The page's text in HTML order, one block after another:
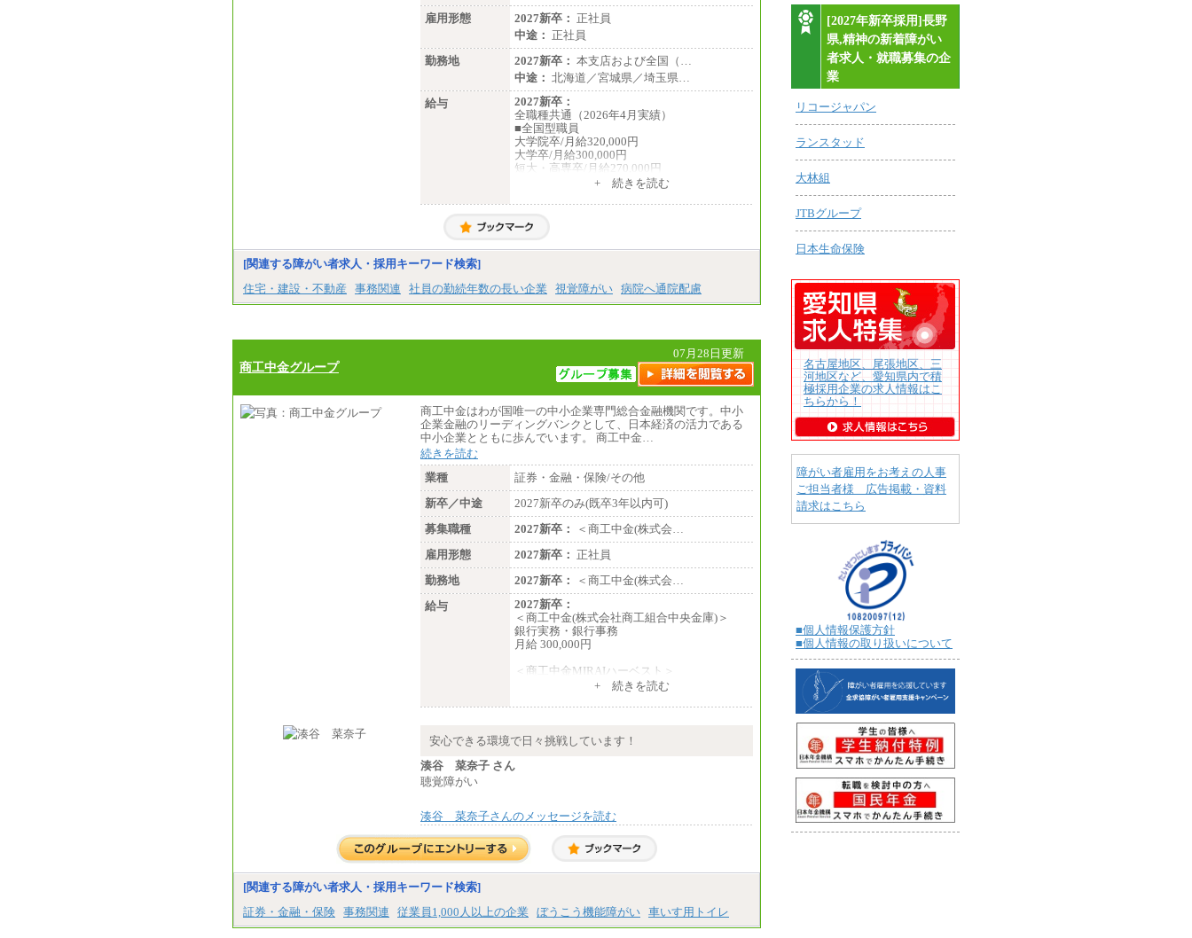
雇用形態
2027新卒： 正社員
中途： 正社員
勤務地
2027新卒： 本支店および全国（…
中途： 北海道／宮城県／埼玉県…
給与
2027新卒：
全職種共通（2026年4月実績）
■全国型職員
大学院卒/月給320,000円
大学卒/月給300,000円
短大・高専卒/月給270,000円
大学院卒/月給256,000円～288,000円
大学卒/月給240,000円～270,000円
短大・高専卒/月給216,000円～243,000円
大学卒/月給219,000円～246,000円
短大・高専卒/月給197,000円～222,000円
点が定まることによるメリットおよび地域ご
との生計費などの地域差指数を勘案して拠点
ごとに定めています。
全職種共通
月給制
226,600円～390,100円（勤務地域等により異
なります）
・ご経験やスキルを考慮し、選考の中で決定
・試用期間中も同額支給します。
+ 続きを読む
[関連する障がい者求人・採用キーワード検索]
住宅・建設・不動産
事務関連 社員の勤続年数の長い企業 視覚障がい 病院へ通院配慮
商工中金グループ
07月28日更新
商工中金はわが国唯一の中小企業専門総合金融機関です。中小
企業金融のリーディングバンクとして、日本経済の活力である
中小企業とともに歩んでいます。 商工中金…
続きを読む
業種
証券・金融・保険/その他
新卒／中途
2027新卒のみ(既卒3年以内可)
募集職種
2027新卒：
＜商工中金(株式会…
雇用形態
2027新卒： 正社員
勤務地
2027新卒：
＜商工中金(株式会…
給与
2027新卒：
＜商工中金(株式会社商工組合中央金庫)＞
銀行実務・銀行事務
月給 300,000円
＜商工中金MIRAIハーベスト＞
※試用期間中も給与に変更はございません
+ 続きを読む
安心できる環境で日々挑戦しています！
湊谷 菜奈子 さん
聴覚障がい
湊谷 菜奈子さんのメッセージを読む
[関連する障がい者求人・採用キーワード検索]
証券・金融・保険 事務関連 従業員1,000人以上の企業 ぼうこう機能障がい 車いす用トイレ
[2027年新卒採用]長野
県,精神の新着障がい
者求人・就職募集の企
業
リコージャパン
ランスタッド
大林組
JTBグループ
日本生命保険
名古屋地区、尾張地区、三
河地区など、愛知県内で積
極採用企業の求人情報はこ
ちらから！
障がい者雇用をお考えの人事
ご担当者様 広告掲載・資料
請求はこちら
■個人情報保護方針
■個人情報の取り扱いについて